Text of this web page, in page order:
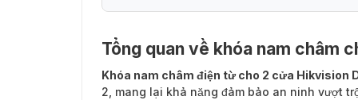
Tổng quan về khóa nam châm
Khóa nam châm điện từ cho 2 cửa Hikvision
2, mang lại khả năng đảm bảo an ninh vượt